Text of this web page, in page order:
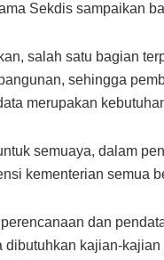
Sekdis sampaikan
salah satu bagian
sehingga
merupakan
semuaya, dalam
kementerian semua
dan
dibutuhkan kajian-